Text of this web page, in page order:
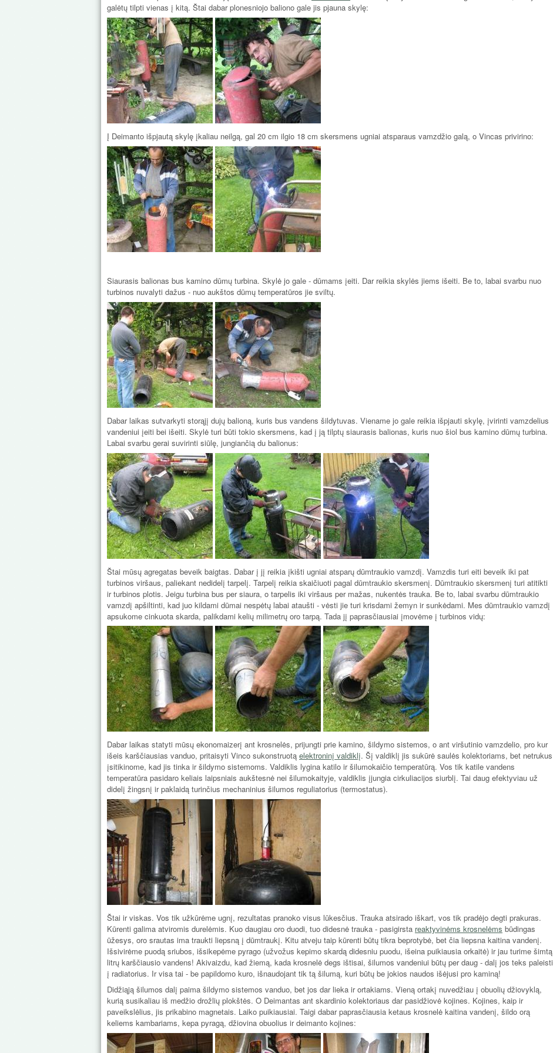
galėtų tilpti vienas į kitą. Štai dabar plonesniojo baliono gale jis pjauna skylę:
Į Deimanto išpjautą skylę įkaliau neilgą, gal 20 cm ilgio 18 cm skersmens ugniai atsparaus vamzdžio galą, o Vincas privirino:
Siaurasis balionas bus kamino dūmų turbina. Skylė jo gale - dūmams įeiti. Dar reikia skylės jiems išeiti. Be to, labai svarbu nuo
turbinos nuvalyti dažus - nuo aukštos dūmų temperatūros jie sviltų.
Dabar laikas sutvarkyti storąjį dujų balioną, kuris bus vandens šildytuvas. Viename jo gale reikia išpjauti skylę, įvirinti vamzdelius
vandeniui įeiti bei išeiti. Skylė turi būti tokio skersmens, kad į ją tilptų siaurasis balionas, kuris nuo šiol bus kamino dūmų turbina.
Labai svarbu gerai suvirinti siūlę, jungiančią du balionus:
Štai mūsų agregatas beveik baigtas. Dabar į jį reikia įkišti ugniai atsparų dūmtraukio vamzdį. Vamzdis turi eiti beveik iki pat
turbinos viršaus, paliekant nedidelį tarpelį. Tarpelį reikia skaičiuoti pagal dūmtraukio skersmenį. Dūmtraukio skersmenį turi atitikti
ir turbinos plotis. Jeigu turbina bus per siaura, o tarpelis iki viršaus per mažas, nukentės trauka. Be to, labai svarbu dūmtraukio
vamzdį apšiltinti, kad juo kildami dūmai nespėtų labai ataušti - vėsti jie turi krisdami žemyn ir sunkėdami. Mes dūmtraukio vamzdį
apsukome cinkuota skarda, palikdami kelių milimetrų oro tarpą. Tada jį paprasčiausiai įmovėme į turbinos vidų:
Dabar laikas statyti mūsų ekonomaizerį ant krosnelės, prijungti prie kamino, šildymo sistemos, o ant viršutinio vamzdelio, pro kur
išeis karščiausias vanduo, pritaisyti Vinco sukonstruotą elektroninį valdiklį. Šį valdiklį jis sukūrė saulės kolektoriams, bet netrukus
įsitikinome, kad jis tinka ir šildymo sistemoms. Valdiklis lygina katilo ir šilumokaičio temperatūrą. Vos tik katile vandens
temperatūra pasidaro keliais laipsniais aukštesnė nei šilumokaityje, valdiklis įjungia cirkuliacijos siurblį. Tai daug efektyviau už
didelį žingsnį ir paklaidą turinčius mechaninius šilumos reguliatorius (termostatus).
Štai ir viskas. Vos tik užkūrėme ugnį, rezultatas pranoko visus lūkesčius. Trauka atsirado iškart, vos tik pradėjo degti prakuras.
Kūrenti galima atviromis durelėmis. Kuo daugiau oro duodi, tuo didesnė trauka - pasigirsta reaktyvinėms krosnelėms būdingas
ūžesys, oro srautas ima traukti liepsną į dūmtraukį. Kitu atveju taip kūrenti būtų tikra beprotybė, bet čia liepsna kaitina vandenį.
Išsivirėme puodą sriubos, išsikepėme pyrago (užvožus kepimo skardą didesniu puodu, išeina puikiausia orkaitė) ir jau turime šimtą
litrų karščiausio vandens! Akivaizdu, kad žiemą, kada krosnelė degs ištisai, šilumos vandeniui būtų per daug - dalį jos teks paleisti
į radiatorius. Ir visa tai - be papildomo kuro, išnaudojant tik tą šilumą, kuri būtų be jokios naudos išėjusi pro kaminą!
Didžiąją šilumos dalį paima šildymo sistemos vanduo, bet jos dar lieka ir ortakiams. Vieną ortakį nuvedžiau į obuolių džiovyklą,
kurią susikaliau iš medžio drožlių plokštės. O Deimantas ant skardinio kolektoriaus dar pasidžiovė kojines. Kojines, kaip ir
paveikslėlius, jis prikabino magnetais. Laiko puikiausiai. Taigi dabar paprasčiausia ketaus krosnelė kaitina vandenį, šildo orą
keliems kambariams, kepa pyragą, džiovina obuolius ir deimanto kojines: